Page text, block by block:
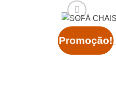
Promoção!